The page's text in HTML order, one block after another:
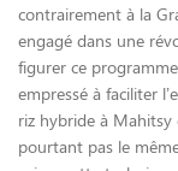
contrairement à la
engagé dans une
figurer ce
empressé à faciliter
riz hybride à Mahitsy
pourtant pas le